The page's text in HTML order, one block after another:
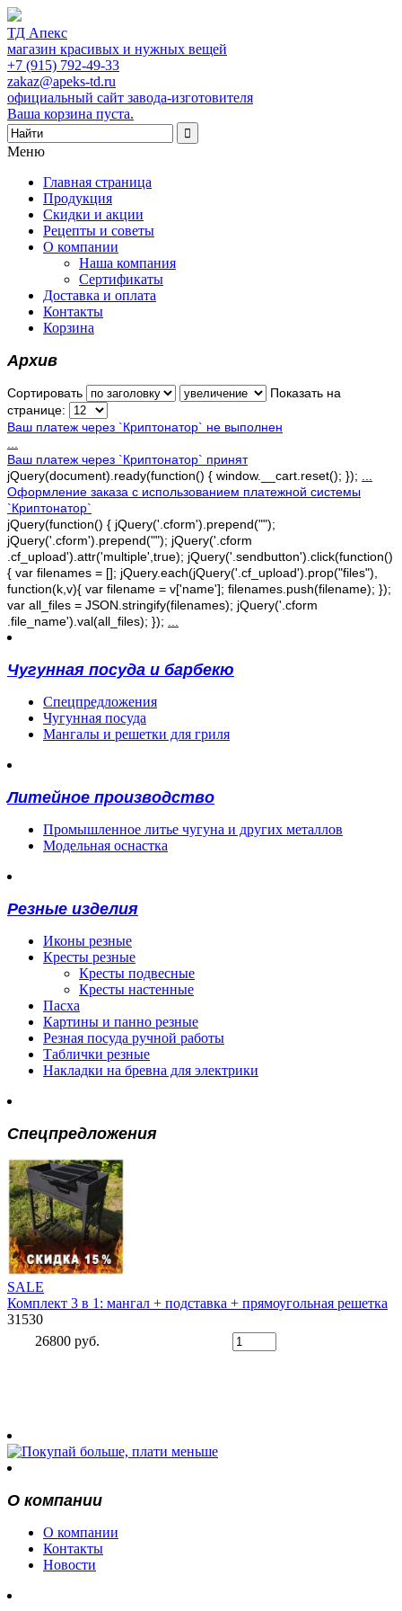
ТД Апекс
магазин красивых и нужных вещей
+7 (915) 792-49-33
zakaz@apeks-td.ru
официальный сайт завода-изготовителя
Ваша корзина пуста.
Меню
Главная страница
Продукция
Скидки и акции
Рецепты и советы
О компании
Наша компания
Сертификаты
Доставка и оплата
Контакты
Корзина
Архив
Сортировать
Показать на
странице:
Ваш платеж через `Криптонатор` не выполнен
Ваш платеж через `Криптонатор` принят
jQuery(document).ready(function() { window.__cart.reset(); });
Оформление заказа с использованием платежной системы
`Криптонатор`
jQuery(function() { jQuery('.cform').prepend("");
jQuery('.cform').prepend(""); jQuery('.cform
.cf_upload').attr('multiple',true); jQuery('.sendbutton').click(function()
{ var filenames = []; jQuery.each(jQuery('.cf_upload').prop("files"),
function(k,v){ var filename = v['name']; filenames.push(filename); });
var all_files = JSON.stringify(filenames); jQuery('.cform
.file_name').val(all_files); });
Чугунная посуда и барбекю
Спецпредложения
Чугунная посуда
Мангалы и решетки для гриля
Литейное производство
Промышленное литье чугуна и других металлов
Модельная оснастка
Резные изделия
Иконы резные
Кресты резные
Кресты подвесные
Кресты настенные
Пасха
Картины и панно резные
Резная посуда ручной работы
Таблички резные
Накладки на бревна для электрики
Спецпредложения
SALE
Комплект 3 в 1: мангал + подставка + прямоугольная решетка
31530
26800 руб.
О компании
О компании
Контакты
Новости